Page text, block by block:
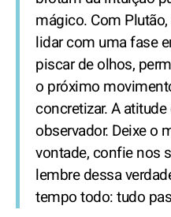
mágico. Com
lidar com uma fase
piscar de olhos,
o próximo
concretizar. A
observador. Deixe o
vontade, confie nos
lembre dessa
tempo todo: tudo